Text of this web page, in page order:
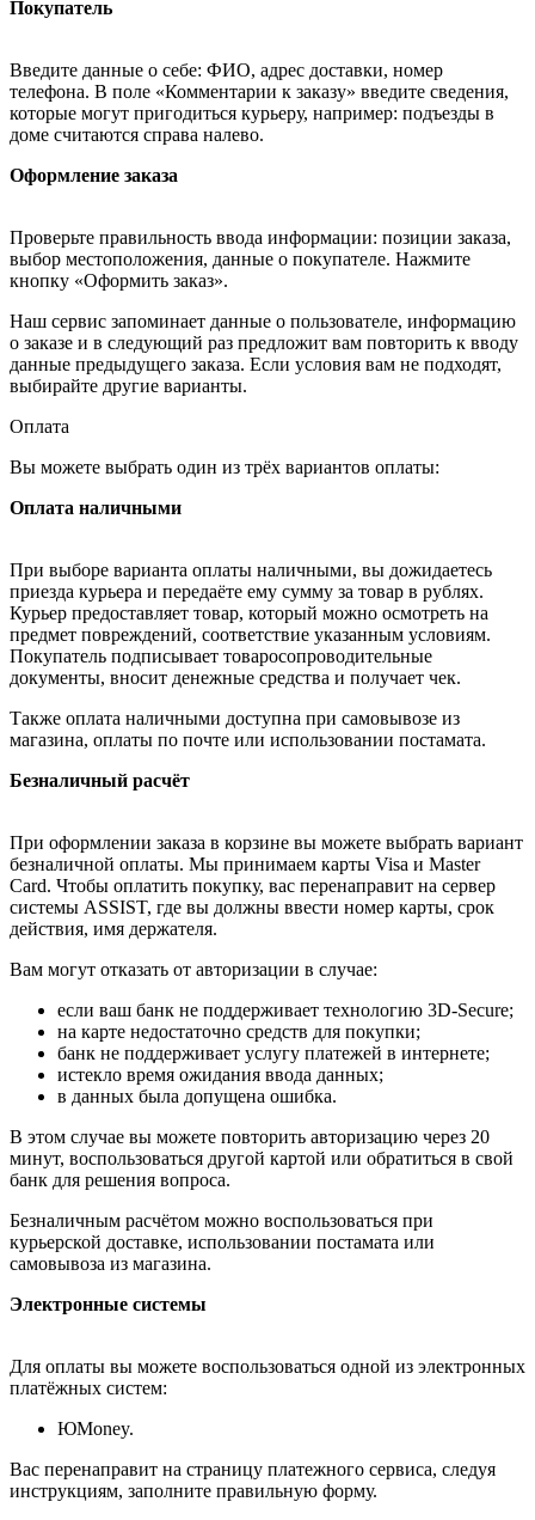
Покупатель
Введите данные о себе: ФИО, адрес доставки, номер
телефона. В поле «Комментарии к заказу» введите сведения,
которые могут пригодиться курьеру, например: подъезды в
доме считаются справа налево.
Оформление заказа
Проверьте правильность ввода информации: позиции заказа,
выбор местоположения, данные о покупателе. Нажмите
кнопку «Оформить заказ».
Наш сервис запоминает данные о пользователе, информацию
о заказе и в следующий раз предложит вам повторить к вводу
данные предыдущего заказа. Если условия вам не подходят,
выбирайте другие варианты.
Оплата
Вы можете выбрать один из трёх вариантов оплаты:
Оплата наличными
При выборе варианта оплаты наличными, вы дожидаетесь
приезда курьера и передаёте ему сумму за товар в рублях.
Курьер предоставляет товар, который можно осмотреть на
предмет повреждений, соответствие указанным условиям.
Покупатель подписывает товаросопроводительные
документы, вносит денежные средства и получает чек.
Также оплата наличными доступна при самовывозе из
магазина, оплаты по почте или использовании постамата.
Безналичный расчёт
При оформлении заказа в корзине вы можете выбрать вариант
безналичной оплаты. Мы принимаем карты Visa и Master
Card. Чтобы оплатить покупку, вас перенаправит на сервер
системы ASSIST, где вы должны ввести номер карты, срок
действия, имя держателя.
Вам могут отказать от авторизации в случае:
если ваш банк не поддерживает технологию 3D-Secure;
на карте недостаточно средств для покупки;
банк не поддерживает услугу платежей в интернете;
истекло время ожидания ввода данных;
в данных была допущена ошибка.
В этом случае вы можете повторить авторизацию через 20
минут, воспользоваться другой картой или обратиться в свой
банк для решения вопроса.
Безналичным расчётом можно воспользоваться при
курьерской доставке, использовании постамата или
самовывоза из магазина.
Электронные системы
Для оплаты вы можете воспользоваться одной из электронных
платёжных систем:
ЮMoney.
Вас перенаправит на страницу платежного сервиса, следуя
инструкциям, заполните правильную форму.